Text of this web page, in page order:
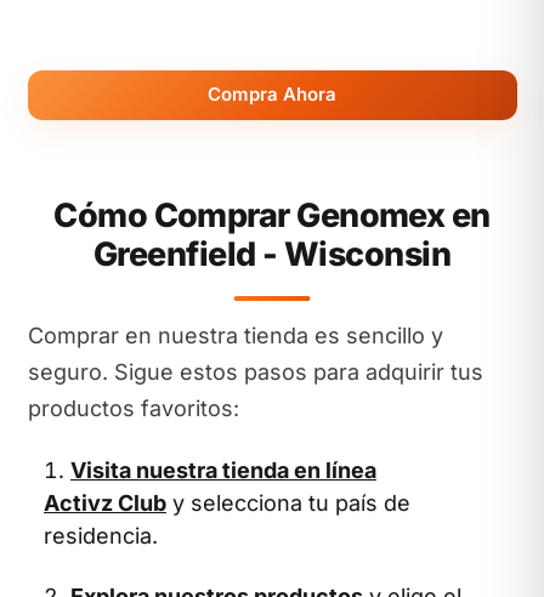
Compra Ahora
Cómo Comprar Genomex en
Greenfield - Wisconsin
Comprar en nuestra tienda es sencillo y
seguro. Sigue estos pasos para adquirir tus
productos favoritos:
Visita nuestra tienda en línea
Activz Club y selecciona tu país de
residencia.